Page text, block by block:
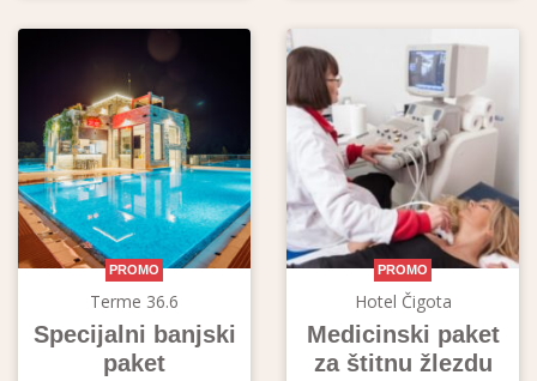
PROMO
Terme 36.6
Specijalni banjski
paket
PROMO
Hotel Čigota
Medicinski paket
za štitnu žlezdu